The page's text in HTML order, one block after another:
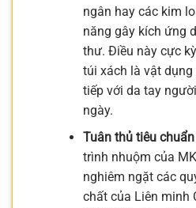
ngân hay các kim
năng gây kích ứng
thư. Điều này cực
túi xách là vật
tiếp với da tay
ngày.
Tuân thủ tiêu chuẩn
trình nhuộm của
nghiêm ngặt các
chất của Liên minh